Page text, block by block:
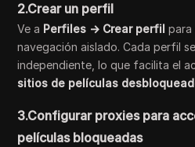
2.Crear un perfil
Ve a Perfiles → Crear perfil para
navegación aislado. Cada perfil
independiente, lo que facilita el
sitios de películas
3.Configurar proxies para
películas bloqueadas